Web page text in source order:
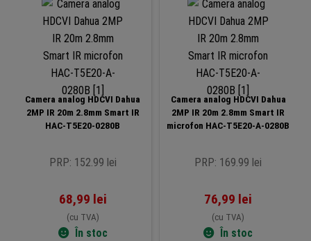
Camera analog HDCVI Dahua
2MP IR 20m 2.8mm Smart IR
HAC-T5E20-0280B
PRP: 152.99 lei
68,99 lei
(cu TVA)
În stoc
Camera analog HDCVI Dahua
2MP IR 20m 2.8mm Smart IR
microfon HAC-T5E20-A-0280B
PRP: 169.99 lei
76,99 lei
(cu TVA)
În stoc